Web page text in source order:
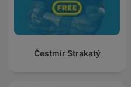
Čestmír Strakatý